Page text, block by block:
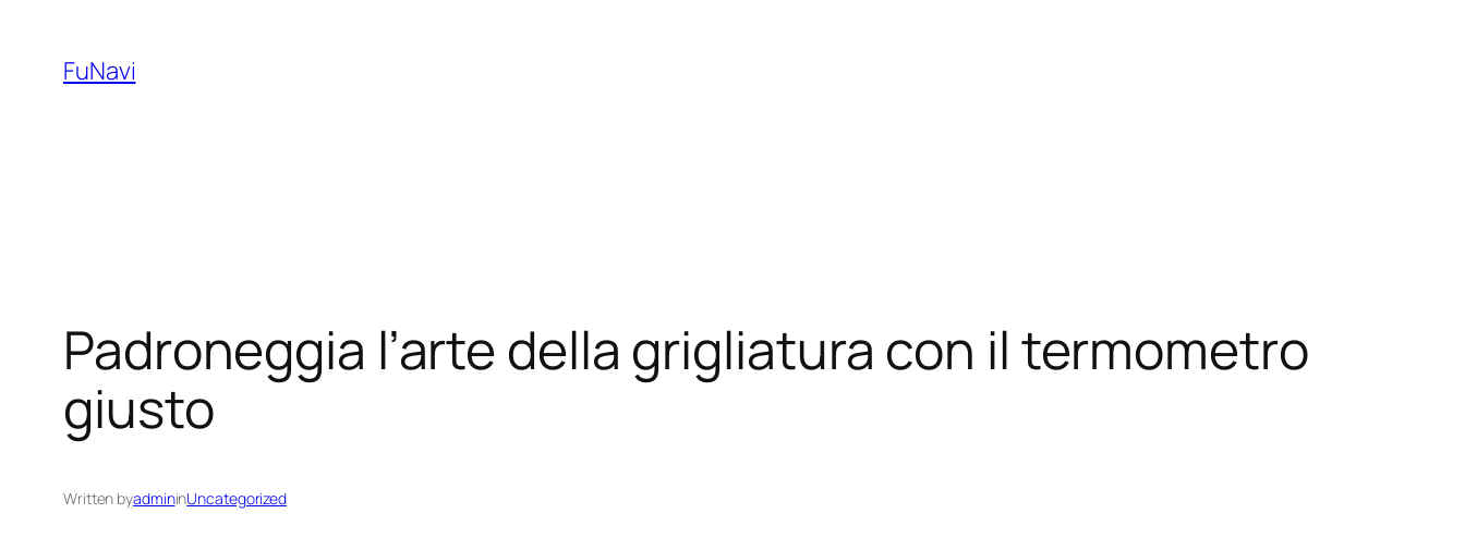
content
FuNavi
Padroneggia l’arte della grigliatura con il termometro
giusto
Written byadmininUncategorized